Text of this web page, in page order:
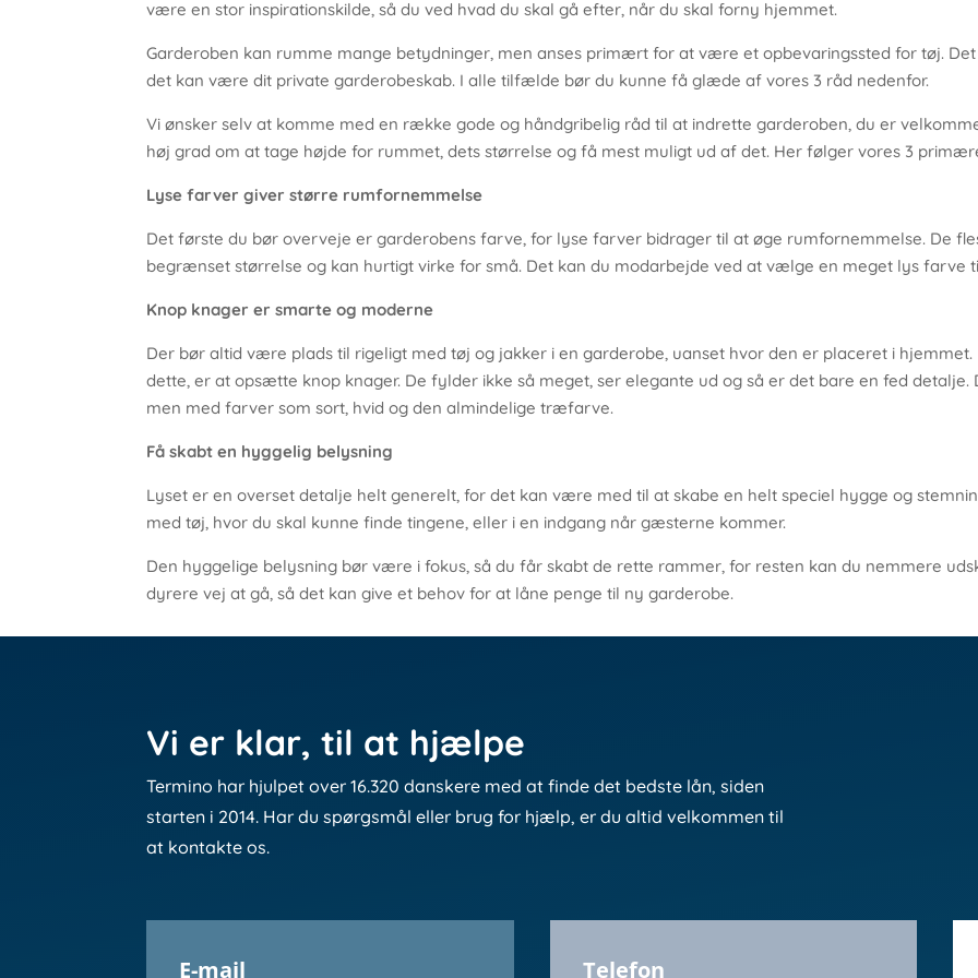
være en stor inspirationskilde, så du ved hvad du skal gå efter, når du skal forny hjemmet.
Garderoben kan rumme mange betydninger, men anses primært for at være et opbevaringssted for tøj.
det kan være dit private garderobeskab. I alle tilfælde bør du kunne få glæde af vores 3 råd nedenfor.
Vi ønsker selv at komme med en række gode og håndgribelig råd til at indrette garderoben, du er
høj grad om at tage højde for rummet, dets størrelse og få mest muligt ud af det. Her følger vores 3
Lyse farver giver større rumfornemmelse
Det første du bør overveje er garderobens farve, for lyse farver bidrager til at øge rumfornemmelse. De
begrænset størrelse og kan hurtigt virke for små. Det kan du modarbejde ved at vælge en meget lys farve
Knop knager er smarte og moderne
Der bør altid være plads til rigeligt med tøj og jakker i en garderobe, uanset hvor den er placeret i
dette, er at opsætte knop knager. De fylder ikke så meget, ser elegante ud og så er det bare en fed
men med farver som sort, hvid og den almindelige træfarve.
Få skabt en hyggelig belysning
Lyset er en overset detalje helt generelt, for det kan være med til at skabe en helt speciel hygge og
med tøj, hvor du skal kunne finde tingene, eller i en indgang når gæsterne kommer.
Den hyggelige belysning bør være i fokus, så du får skabt de rette rammer, for resten kan du nemmere
dyrere vej at gå, så det kan give et behov for at låne penge til ny garderobe.
Vi er klar, til at hjælpe
Termino har hjulpet over 16.320 danskere med at finde det bedste lån, siden
starten i 2014. Har du spørgsmål eller brug for hjælp, er du altid velkommen til
at kontakte os.
E-mail Telefon